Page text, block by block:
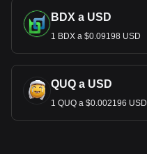
BDX a USD
1 BDX a $0.09198 USD
QUQ a USD
1 QUQ a $0.002196 USD